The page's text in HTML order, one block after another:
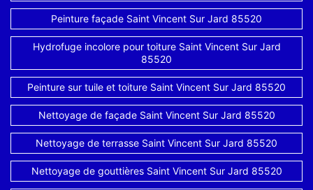
Peinture façade Saint Vincent Sur Jard 85520
Hydrofuge incolore pour toiture Saint Vincent Sur Jard
85520
Peinture sur tuile et toiture Saint Vincent Sur Jard 85520
Nettoyage de façade Saint Vincent Sur Jard 85520
Nettoyage de terrasse Saint Vincent Sur Jard 85520
Nettoyage de gouttières Saint Vincent Sur Jard 85520